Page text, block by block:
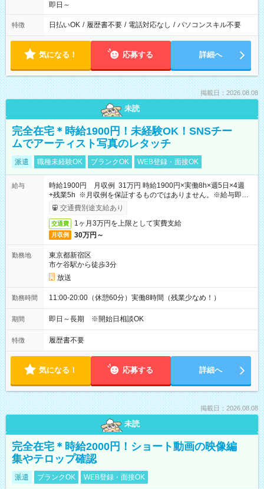
即日～
特徴 日払いOK / 履歴書不要 / 電話対応なし / パソコンスキル不要
気になる！ 応募する 詳細へ
掲載日：2026.08.08
未読
完全在宅＊時給1900円！未経験OK！SNSチー
ムでアーティスト写真のレタッチ
派遣 職種未経験OK ブランクOK WEB登録・面接OK
給与
時給1900円 月収例 31万円 時給1900円×実働8h×週5日×4週
+残業5h ※月収例を保証するものではありません。※給与即受
取りサービス利用可（利用条件有）
交通費別途支給あり
交通費 1ヶ月3万円を上限として実費支給
月収例 30万円～
勤務地
東京都新宿区
市ケ谷駅から徒歩3分
放送
勤務時間 11:00-20:00（休憩60分）実働8時間（残業少なめ！）
期間 即日～長期 ※開始日相談OK
特徴 履歴書不要
気になる！ 応募する 詳細へ
掲載日：2026.08.08
未読
完全在宅＊時給2000円！ショート動画の映像編
集やテロップ確認
派遣 ブランクOK WEB登録・面接OK